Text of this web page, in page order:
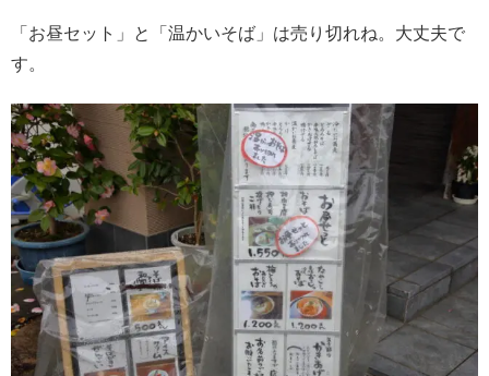
「お昼セット」と「温かいそば」は売り切れね。大丈夫で
す。